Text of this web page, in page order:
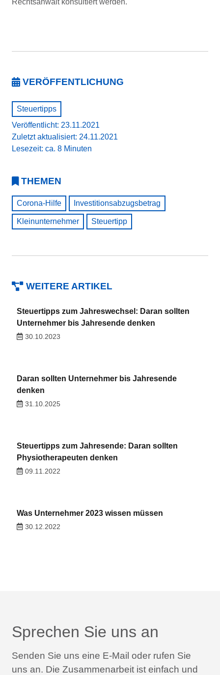
Rechtsanwalt konsultiert werden.
VERÖFFENTLICHUNG
Steuertipps
Veröffentlicht: 23.11.2021
Zuletzt aktualisiert: 24.11.2021
Lesezeit: ca. 8 Minuten
THEMEN
Corona-Hilfe Investitionsabzugsbetrag
Kleinunternehmer Steuertipp
WEITERE ARTIKEL
Steuertipps zum Jahreswechsel: Daran sollten
Unternehmer bis Jahresende denken
30.10.2023
Daran sollten Unternehmer bis Jahresende
denken
31.10.2025
Steuertipps zum Jahresende: Daran sollten
Physiotherapeuten denken
09.11.2022
Was Unternehmer 2023 wissen müssen
30.12.2022
Sprechen Sie uns an
Senden Sie uns eine E-Mail oder rufen Sie
uns an. Die Zusammenarbeit ist einfach und